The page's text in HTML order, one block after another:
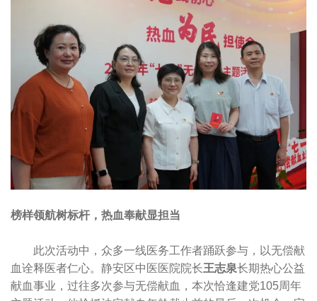
榜样领航树标杆，热血奉献显担当
此次活动中，众多一线医务工作者踊跃参与，以无偿献
血诠释医者仁心。静安区中医医院院长王志泉长期热心公益
献血事业，过往多次参与无偿献血，本次恰逢建党105周年